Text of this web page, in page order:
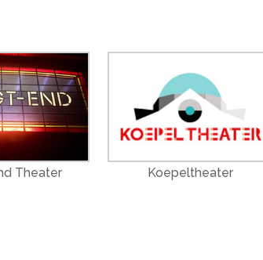
Theater Koepeltheater